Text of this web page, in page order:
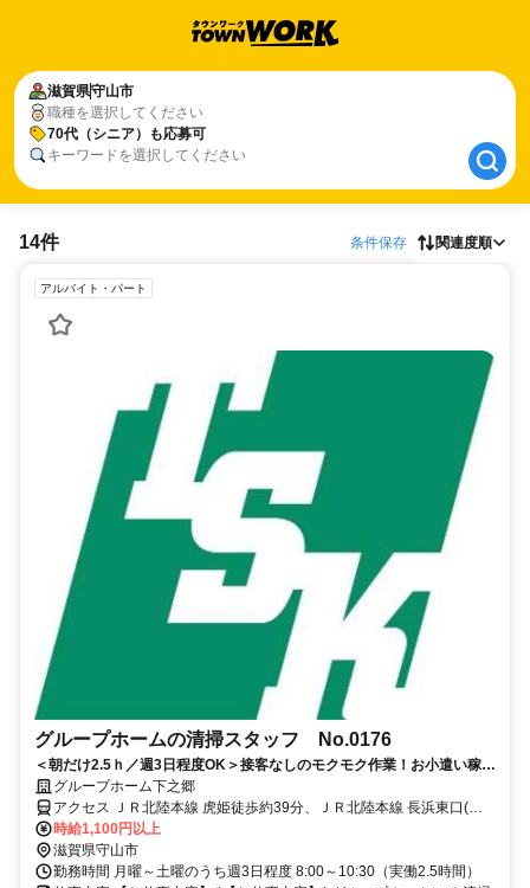
滋賀県守山市
職種を選択してください
70代（シニア）も応募可
キーワードを選択してください
滋賀県守山市
70代（シニア）も応募可
14件 条件保存 関連度順
アルバイト・パート
グループホームの清掃スタッフ No.0176
＜朝だけ2.5ｈ／週3日程度OK＞接客なしのモクモク作業！お小遣い稼
ぎ・健康維持にぴったり！
グループホーム下之郷
アクセス ＪＲ北陸本線 虎姫徒歩約39分、ＪＲ北陸本線 長浜東口(伊
吹口)徒歩約55分、ＪＲ北陸本線 河毛西口徒歩約71分 琵琶湖線「守山
駅」よりバス13分※車通勤・バイク通勤OK ※勤務地は当社の請負先
となります
時給1,100円以上
滋賀県守山市
勤務時間 月曜～土曜のうち週3日程度 8:00～10:30（実働2.5時間）